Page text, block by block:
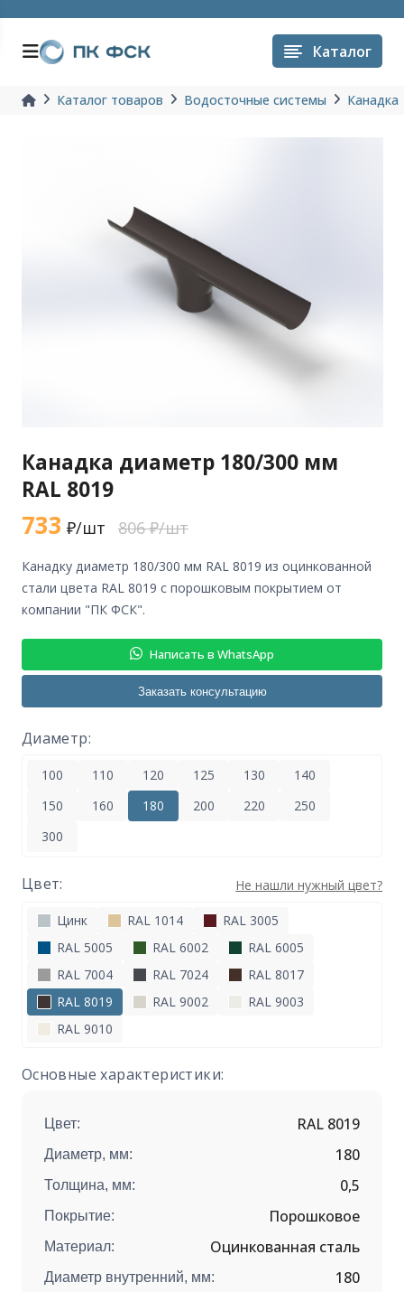
Каталог
Каталог товаров Водосточные системы Канадка
Канадка диаметр 180/300 мм
RAL 8019
733 ₽/шт 806 ₽/шт
канадку диаметр 180/300 мм RAL 8019 из оцинкованной
стали цвета RAL 8019 с порошковым покрытием от
компании "ПК ФСК".
Написать в WhatsApp
Заказать консультацию
Диаметр:
100 110 120 125 130
140
150
160 180 200 220
250
300
Цвет: Не нашли нужный цвет?
Цинк RAL 1014
RAL 3005
RAL 5005
RAL 6002
RAL 6005
RAL 7004
RAL 7024
RAL 8017
RAL 8019
RAL 9002
RAL 9003
RAL 9010
Основные характеристики:
Цвет: RAL 8019
Диаметр, мм: 180
Толщина, мм: 0,5
Покрытие: Порошковое
Материал: Оцинкованная сталь
Диаметр внутренний, мм: 180